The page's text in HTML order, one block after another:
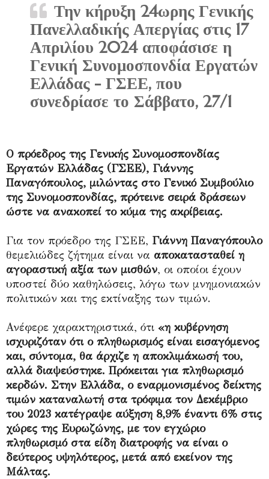
Την κήρυξη 24ωρης Γενικής
Πανελλαδικής Απεργίας στις 17
Απριλίου 2024 αποφάσισε η
Γενική Συνομοσπονδία Εργατών
Ελλάδας - ΓΣΕΕ, που
συνεδρίασε το Σάββατο, 27/1
Ο πρόεδρος της Γενικής Συνομοσπονδίας
Εργατών Ελλάδας (ΓΣΕΕ), Γιάννης
Παναγόπουλος, μιλώντας στο Γενικό Συμβούλιο
της Συνομοσπονδίας, πρότεινε σειρά δράσεων
ώστε να ανακοπεί το κύμα της ακρίβειας.
Για τον πρόεδρο της ΓΣΕΕ, Γιάννη Παναγόπουλο
θεμελιώδες ζήτημα είναι να αποκατασταθεί η
αγοραστική αξία των μισθών, οι οποίοι έχουν
υποστεί δύο καθηλώσεις, λόγω των μνημονιακών
πολιτικών και της εκτίναξης των τιμών.
Ανέφερε χαρακτηριστικά, ότι «η κυβέρνηση
ισχυριζόταν ότι ο πληθωρισμός είναι εισαγόμενος
και, σύντομα, θα άρχιζε η αποκλιμάκωσή του,
αλλά διαψεύστηκε. Πρόκειται για πληθωρισμό
κερδών. Στην Ελλάδα, ο εναρμονισμένος δείκτης
τιμών καταναλωτή στα τρόφιμα τον Δεκέμβριο
του 2023 κατέγραψε αύξηση 8,9% έναντι 6% στις
χώρες της Ευρωζώνης, με τον εγχώριο
πληθωρισμό στα είδη διατροφής να είναι ο
δεύτερος υψηλότερος, μετά από εκείνον της
Μάλτας.